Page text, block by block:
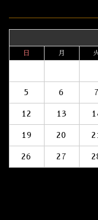
日 月
5 6 7
12 13
19 20 21
26 27